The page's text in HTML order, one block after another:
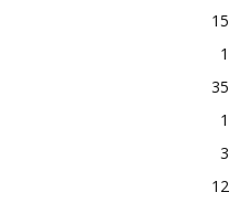
15
1
35
1
3
12